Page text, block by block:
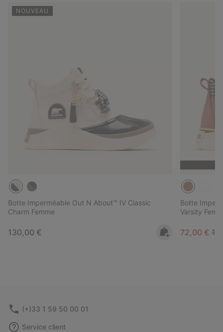
NOUVEAU
Botte Imperméable Out N About™ IV Classic
Charm Femme
Regular price:
130,00 €
Botte
Varsity
Sale price:
72,00 €
(+)33 1 59 50 00 01
Service client